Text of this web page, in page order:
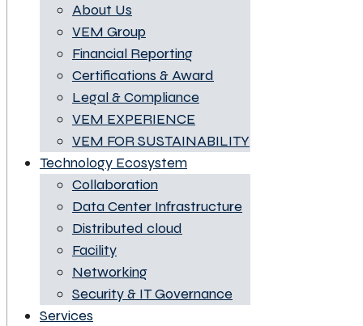
About Us
VEM Group
Financial Reporting
Certifications & Award
Legal & Compliance
VEM EXPERIENCE
VEM FOR SUSTAINABILITY
Technology Ecosystem
Collaboration
Data Center Infrastructure
Distributed cloud
Facility
Networking
Security & IT Governance
Services